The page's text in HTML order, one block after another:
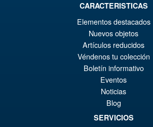
CARACTERISTICAS
Elementos destacados
Nuevos objetos
Artículos reducidos
Véndenos tu colección
Boletín informativo
Eventos
Noticias
Blog
SERVICIOS